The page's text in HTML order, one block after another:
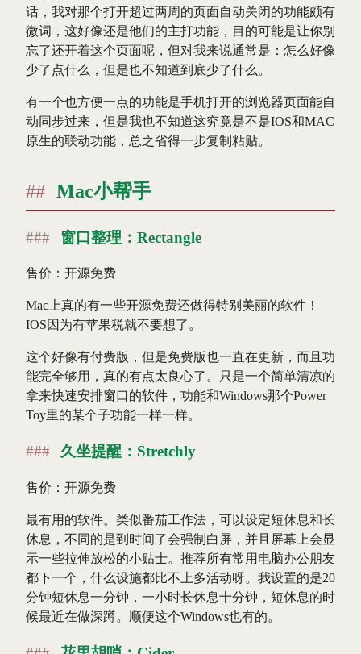
话，我对那个打开超过两周的页面自动关闭的功能颇有
微词，这好像还是他们的主打功能，目的可能是让你别
忘了还开着这个页面呢，但对我来说通常是：怎么好像
少了点什么，但是也不知道到底少了什么。
有一个也方便一点的功能是手机打开的浏览器页面能自
动同步过来，但是我也不知道这究竟是不是IOS和MAC
原生的联动功能，总之省得一步复制粘贴。
Mac小帮手
窗口整理：Rectangle
售价：开源免费
Mac上真的有一些开源免费还做得特别美丽的软件！
IOS因为有苹果税就不要想了。
这个好像有付费版，但是免费版也一直在更新，而且功
能完全够用，真的有点太良心了。只是一个简单清凉的
拿来快速安排窗口的软件，功能和Windows那个Power
Toy里的某个子功能一样一样。
久坐提醒：Stretchly
售价：开源免费
最有用的软件。类似番茄工作法，可以设定短休息和长
休息，不同的是到时间了会强制白屏，并且屏幕上会显
示一些拉伸放松的小贴士。推荐所有常用电脑办公朋友
都下一个，什么设施都比不上多活动呀。我设置的是20
分钟短休息一分钟，一小时长休息十分钟，短休息的时
候最近在做深蹲。顺便这个Windows也有的。